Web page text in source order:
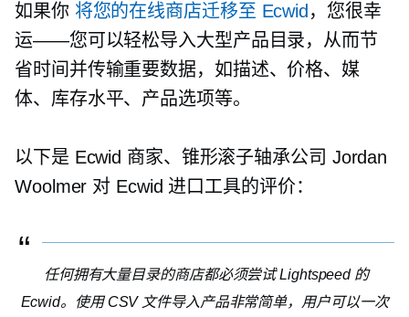
如果你 将您的在线商店迁移至 Ecwid ，您很幸
运——您可以轻松导入大型产品目录，从而节
省时间并传输重要数据，如描述、价格、媒
体、库存水平、产品选项等。
以下是 Ecwid 商家、锥形滚子轴承公司 Jordan
Woolmer 对 Ecwid 进口工具的评价：
任何拥有大量目录的商店都必须尝试 Lightspeed 的
Ecwid。使用 CSV 文件导入产品非常简单，用户可以一次